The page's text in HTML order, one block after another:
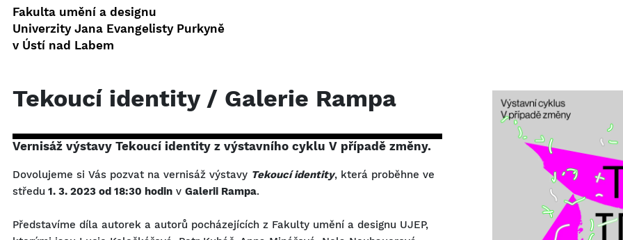
Fakulta umění a designu
Univerzity Jana Evangelisty Purkyně
v Ústí nad Labem
Tekoucí identity / Galerie Rampa
Vernisáž výstavy Tekoucí identity z výstavního cyklu V případě změny.
Dovolujeme si Vás pozvat na vernisáž výstavy Tekoucí identity, která proběhne ve
středu 1. 3. 2023 od 18:30 hodin v Galerii Rampa.
Představíme díla autorek a autorů pocházejících z Fakulty umění a designu UJEP,